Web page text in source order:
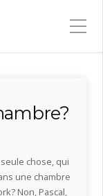
chose, qui
une chambre
Non, Pascal,